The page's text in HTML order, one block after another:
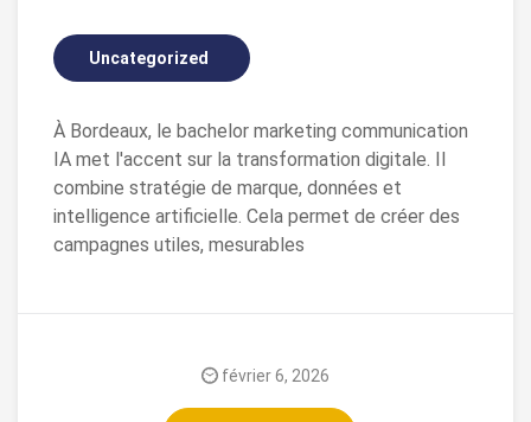
Uncategorized
À Bordeaux, le bachelor marketing communication
IA met l'accent sur la transformation digitale. Il
combine stratégie de marque, données et
intelligence artificielle. Cela permet de créer des
campagnes utiles, mesurables
février 6, 2026